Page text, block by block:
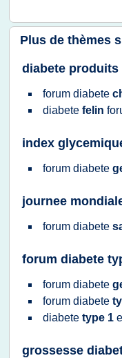
Plus de thèmes
diabete produits
forum diabete
diabete felin
index
forum diabete
journee
forum diabete
forum diabete
forum diabete
forum diabete
diabete type 1
grossesse